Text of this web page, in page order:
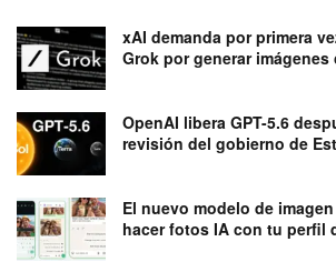
xAI demanda por primera
Grok por generar imágenes
OpenAI libera GPT-5.6
revisión del gobierno de
El nuevo modelo de
hacer fotos IA con tu perfil